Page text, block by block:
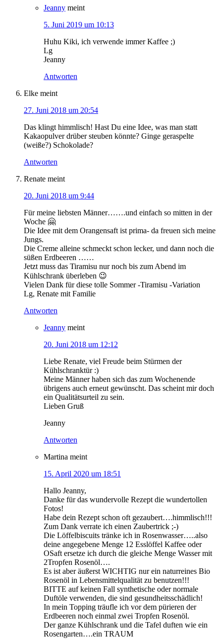
Jeanny meint
5. Juni 2019 um 10:13
Huhu Kiki, ich verwende immer Kaffee ;)
Lg
Jeanny
Antworten
Elke meint
27. Juni 2018 um 20:54
Das klingt himmlisch! Hast Du eine Idee, was man statt
Kakaopulver drüber steuben könnte? Ginge geraspelte
(weiße?) Schokolade?
Antworten
Renate meint
20. Juni 2018 um 9:44
Für meine liebsten Männer…….und einfach so mitten in der
Woche 🤗
Die Idee mit dem Orangensaft ist prima- da freuen sich meine
Jungs.
Die Creme alleine schmeckt schon lecker, und dann noch die
süßen Erdbeeren ……
Jetzt muss das Tiramisu nur noch bis zum Abend im
Kühlschrank überleben 😉
Vielen Dank für diese tolle Sommer -Tiramisu -Variation
Lg, Renate mit Familie
Antworten
Jeanny meint
20. Juni 2018 um 12:12
Liebe Renate, viel Freude beim Stürmen der
Kühlschranktür :)
Meine Männer haben sich das zum Wochenende
übrigens auch erneut gewünscht. Das scheint mir doch
ein Qualitätsurteil zu sein.
Lieben Gruß
Jeanny
Antworten
Martina meint
15. April 2020 um 18:51
Hallo Jeanny,
Danke für das wundervolle Rezept die wundertollen
Fotos!
Habe dein Rezept schon oft gezaubert….himmlisch!!!
Zum Dank verrate ich einen Zaubertrick ;-)
Die Löffelbiscuits tränke ich in Rosenwasser…..also
deine angegebene Menge 12 Esslöffel Kaffee oder
OSaft ersetze ich durch die gleiche Menge Wasser mit
2Tropfen Rosenöl….
Es ist aber äußerst WICHTIG nur ein naturreines Bio
Rosenöl in Lebensmittelqualität zu benutzen!!!
BITTE auf keinen Fall synthetische oder normale
Duftöle verwenden, die sind gesundheitsschädlich!
In mein Topping träufle ich vor dem pürieren der
Erdbeeren noch einmal zwei Tropfen Rosenöl.
Der ganze Kühlschrank und die Tafel duften wie ein
Rosengarten….ein TRAUM